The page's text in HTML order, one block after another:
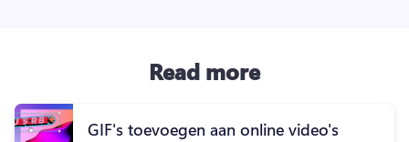
Read more
GIF's toevoegen aan online video's